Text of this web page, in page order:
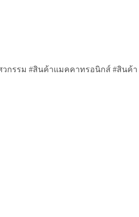
วกรรม #สินค้าแมคคาทรอนิกส์ #สินค้า